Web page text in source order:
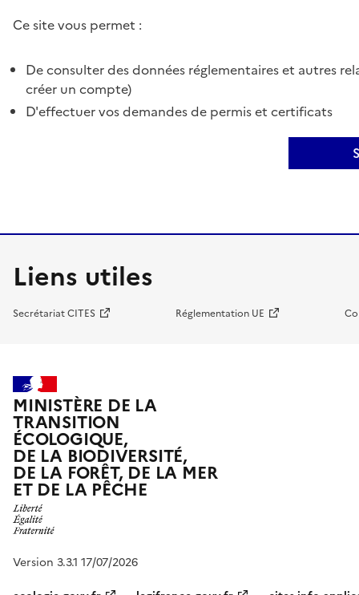
Ce site vous permet :
De consulter des données réglementaires et autres
créer un compte)
D'effectuer vos demandes de permis et certificats
Liens utiles
Secrétariat CITES Réglementation UE
MINISTÈRE DE LA
TRANSITION
ÉCOLOGIQUE,
DE LA BIODIVERSITÉ,
DE LA FORÊT, DE LA MER
ET DE LA PÊCHE
Version 3.3.1 17/07/2026